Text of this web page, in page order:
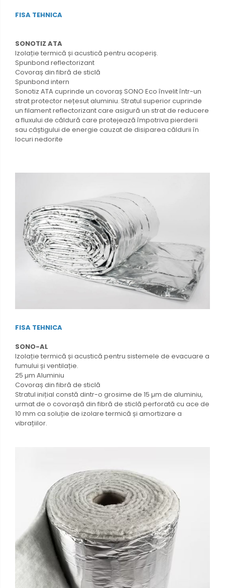
FISA TEHNICA
SONOTIZ ATA
Izolație termică și acustică pentru acoperiș.
Spunbond reflectorizant
Covoraș din fibră de sticlă
Spunbond intern
Sonotiz ATA cuprinde un covoraș SONO Eco învelit într-un
strat protector nețesut aluminiu. Stratul superior cuprinde
un filament reflectorizant care asigură un strat de reducere
a fluxului de căldură care protejează împotriva pierderii
sau câștigului de energie cauzat de disiparea căldurii în
locuri nedorite
FISA TEHNICA
SONO-AL
Izolație termică și acustică pentru sistemele de evacuare a
fumului și ventilație.
25 µm Aluminiu
Covoraș din fibră de sticlă
Stratul inițial constă dintr-o grosime de 15 µm de aluminiu,
urmat de o covorașă din fibră de sticlă perforată cu ace de
10 mm ca soluție de izolare termică și amortizare a
vibrațiilor.